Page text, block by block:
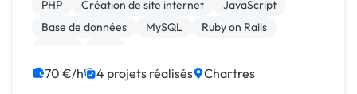
soigné et répondant expréssement à vos attentes.
...
PHP Création de site internet
JavaScript
Base de données
MySQL
Ruby on Rails
70 €/h 4 projets réalisés Chartres